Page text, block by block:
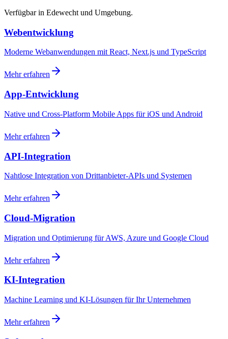
Verfügbar in Edewecht und Umgebung.
Webentwicklung
Moderne Webanwendungen mit React, Next.js und TypeScript
Mehr erfahren
App-Entwicklung
Native und Cross-Platform Mobile Apps für iOS und Android
Mehr erfahren
API-Integration
Nahtlose Integration von Drittanbieter-APIs und Systemen
Mehr erfahren
Cloud-Migration
Migration und Optimierung für AWS, Azure und Google Cloud
Mehr erfahren
KI-Integration
Machine Learning und KI-Lösungen für Ihr Unternehmen
Mehr erfahren